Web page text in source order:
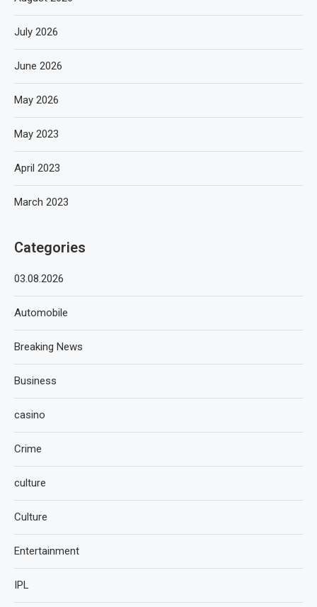
July 2026
June 2026
May 2026
May 2023
April 2023
March 2023
Categories
03.08.2026
Automobile
Breaking News
Business
casino
Crime
culture
Culture
Entertainment
IPL